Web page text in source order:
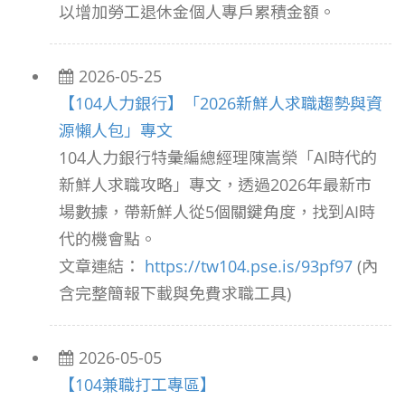
以增加勞工退休金個人專戶累積金額。
2026-05-25
【104人力銀行】「2026新鮮人求職趨勢與資
源懶人包」專文
104人力銀行特彙編總經理陳嵩榮「AI時代的
新鮮人求職攻略」專文，透過2026年最新市
場數據，帶新鮮人從5個關鍵角度，找到AI時
代的機會點。
文章連結： https://tw104.pse.is/93pf97 (內
含完整簡報下載與免費求職工具)
2026-05-05
【104兼職打工專區】